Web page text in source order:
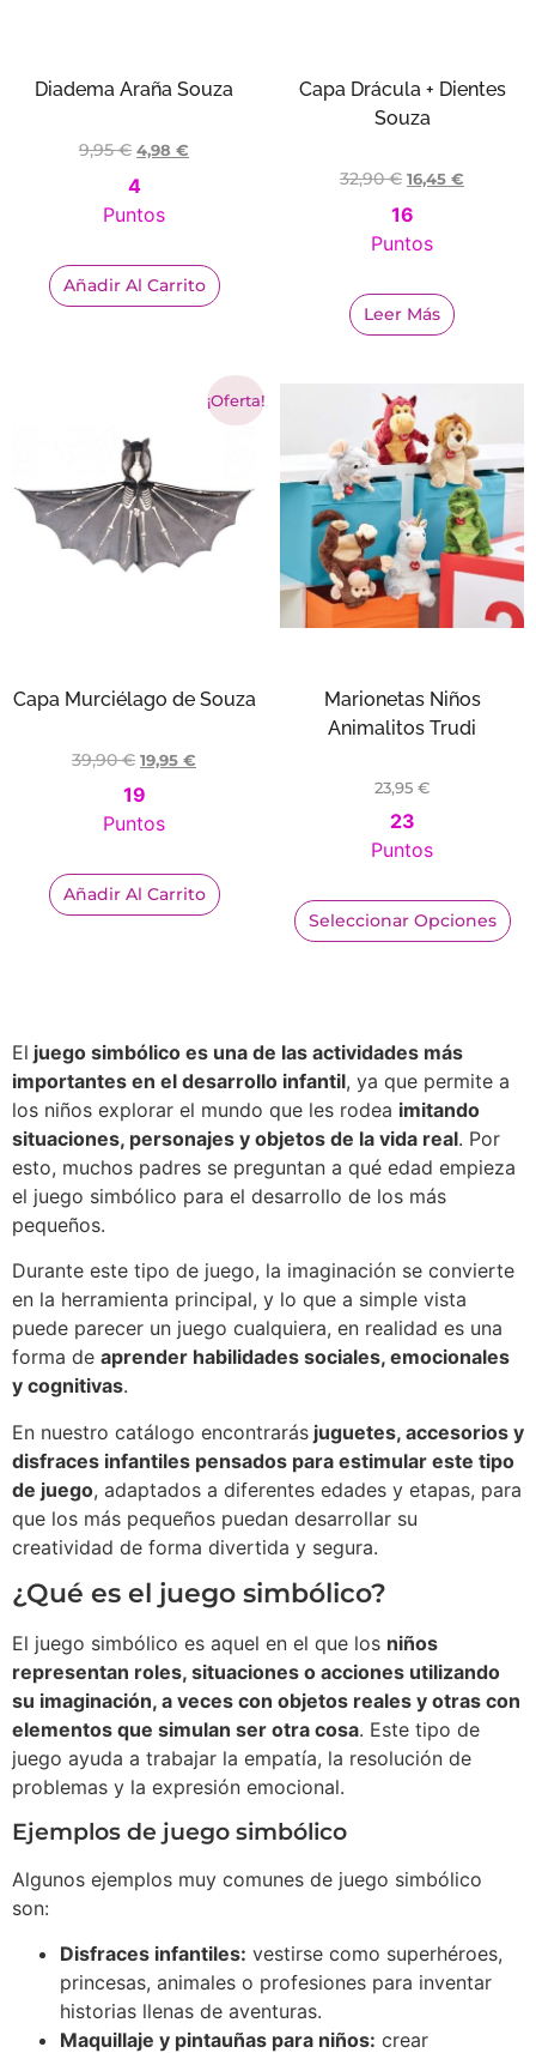
Diadema Araña Souza
9,95€ 4,98 €
4
Puntos
Añadir Al Carrito
Capa Drácula + Dientes
Souza
32,90€ 16,45 €
16
Puntos
Leer Más
¡Oferta!
Capa Murciélago de Souza
39,90€ 19,95 €
19
Puntos
Añadir Al Carrito
Marionetas Niños
Animalitos Trudi
23,95 €
23
Puntos
Seleccionar Opciones
El juego simbólico es una de las actividades más
importantes en el desarrollo infantil, ya que permite a
los niños explorar el mundo que les rodea imitando
situaciones, personajes y objetos de la vida real. Por
esto, muchos padres se preguntan a qué edad empieza
el juego simbólico para el desarrollo de los más
pequeños.
Durante este tipo de juego, la imaginación se convierte
en la herramienta principal, y lo que a simple vista
puede parecer un juego cualquiera, en realidad es una
forma de aprender habilidades sociales, emocionales
y cognitivas.
En nuestro catálogo encontrarás juguetes, accesorios y
disfraces infantiles pensados para estimular este tipo
de juego, adaptados a diferentes edades y etapas, para
que los más pequeños puedan desarrollar su
creatividad de forma divertida y segura.
¿Qué es el juego simbólico?
El juego simbólico es aquel en el que los niños
representan roles, situaciones o acciones utilizando
su imaginación, a veces con objetos reales y otras con
elementos que simulan ser otra cosa. Este tipo de
juego ayuda a trabajar la empatía, la resolución de
problemas y la expresión emocional.
Ejemplos de juego simbólico
Algunos ejemplos muy comunes de juego simbólico
son:
Disfraces infantiles: vestirse como superhéroes,
princesas, animales o profesiones para inventar
historias llenas de aventuras.
Maquillaje y pintauñas para niños: crear